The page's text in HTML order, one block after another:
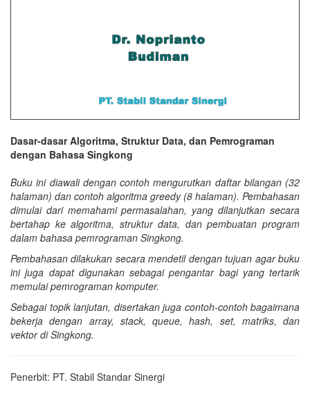
Dasar-dasar Algoritma, Struktur Data, dan Pemrograman
dengan Bahasa Singkong
Buku ini diawali dengan contoh mengurutkan daftar bilangan (32
halaman) dan contoh algoritma greedy (8 halaman). Pembahasan
dimulai dari memahami permasalahan, yang dilanjutkan secara
bertahap ke algoritma, struktur data, dan pembuatan program
dalam bahasa pemrograman Singkong.
Pembahasan dilakukan secara mendetil dengan tujuan agar buku
ini juga dapat digunakan sebagai pengantar bagi yang tertarik
memulai pemrograman komputer.
Sebagai topik lanjutan, disertakan juga contoh-contoh bagaimana
bekerja dengan array, stack, queue, hash, set, matriks, dan
vektor di Singkong.
Penerbit: PT. Stabil Standar Sinergi